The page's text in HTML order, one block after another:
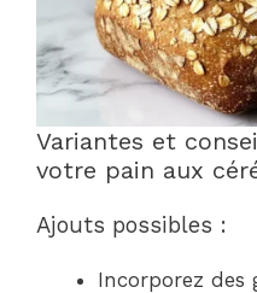
Variantes et
votre pain aux
Ajouts possibles :
Incorporez des